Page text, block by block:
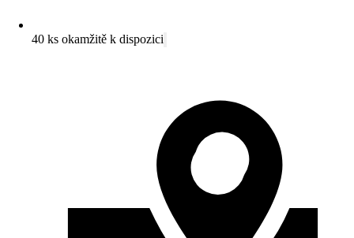
40 ks okamžitě k dispozici